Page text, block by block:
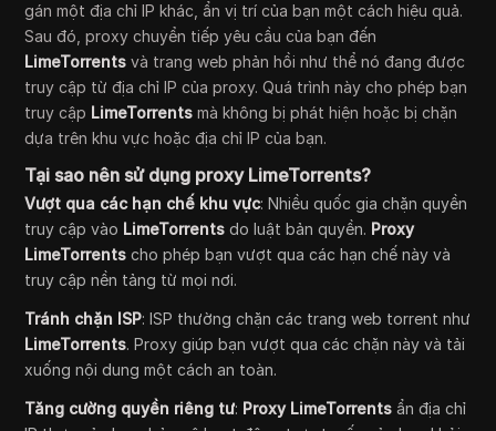
gán một địa chỉ IP khác, ẩn vị trí của bạn một cách hiệu quả.
Sau đó, proxy chuyển tiếp yêu cầu của bạn đến
LimeTorrents và trang web phản hồi như thể nó đang được
truy cập từ địa chỉ IP của proxy. Quá trình này cho phép bạn
truy cập LimeTorrents mà không bị phát hiện hoặc bị chặn
dựa trên khu vực hoặc địa chỉ IP của bạn.
Tại sao nên sử dụng proxy LimeTorrents?
Vượt qua các hạn chế khu vực: Nhiều quốc gia chặn quyền
truy cập vào LimeTorrents do luật bản quyền. Proxy
LimeTorrents cho phép bạn vượt qua các hạn chế này và
truy cập nền tảng từ mọi nơi.
Tránh chặn ISP: ISP thường chặn các trang web torrent như
LimeTorrents. Proxy giúp bạn vượt qua các chặn này và tải
xuống nội dung một cách an toàn.
Tăng cường quyền riêng tư: Proxy LimeTorrents ẩn địa chỉ